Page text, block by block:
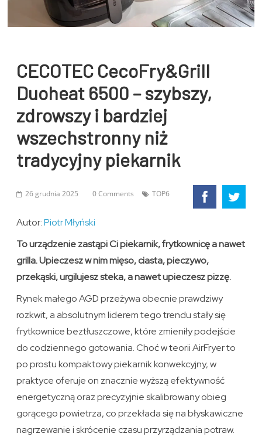
CECOTEC CecoFry&Grill
Duoheat 6500 – szybszy,
zdrowszy i bardziej
wszechstronny niż
tradycyjny piekarnik
26 grudnia 2025 0 Comments TOP6
Autor:Piotr Młyński
To urządzenie zastąpi Ci piekarnik, frytkownicę a nawet
grilla. Upieczesz w nim mięso, ciasta, pieczywo,
przekąski, urgilujesz steka, a nawet upieczesz pizzę.
Rynek małego AGD przeżywa obecnie prawdziwy
rozkwit, a absolutnym liderem tego trendu stały się
frytkownice beztłuszczowe, które zmieniły podejście
do codziennego gotowania. Choć w teorii AirFryer to
po prostu kompaktowy piekarnik konwekcyjny, w
praktyce oferuje on znacznie wyższą efektywność
energetyczną oraz precyzyjnie skalibrowany obieg
gorącego powietrza, co przekłada się na błyskawiczne
nagrzewanie i skrócenie czasu przyrządzania potraw.